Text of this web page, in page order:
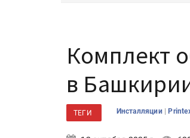
Комплект
в
ТЕГИ Инсталляции |